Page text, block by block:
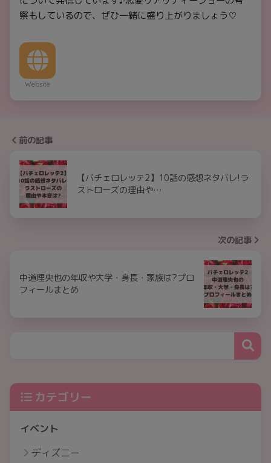
察もしているので、ぜひ一緒に盛り上がりましょう♡
Website
前の記事
【バチェロレッテ2】10話の感想ネタバレ!ラ
ストローズの理由や…
次の記事
中道理央也の年収や大学・身長・家族は?プロ
フィールまとめ
カテゴリー
イベント
ディズニー